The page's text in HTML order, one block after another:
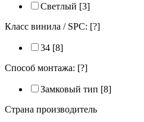
Светлый [3]
Класс винила / SPC: [?]
34 [8]
Способ монтажа: [?]
Замковый тип [8]
Страна производитель